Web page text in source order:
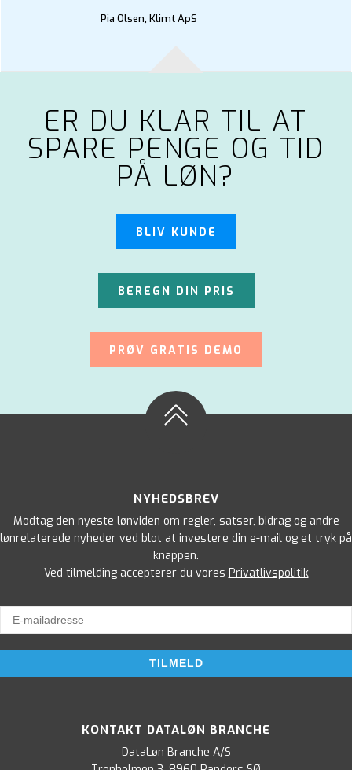
Pia Olsen, Klimt ApS
ER DU KLAR TIL AT
SPARE PENGE OG TID
PÅ LØN?
BLIV KUNDE
BEREGN DIN PRIS
PRØV GRATIS DEMO
NYHEDSBREV
Modtag den nyeste lønviden om regler, satser, bidrag og andre
lønrelaterede nyheder ved blot at investere din e-mail og et tryk på
knappen.
Ved tilmelding accepterer du vores Privatlivspolitik
KONTAKT DATALØN BRANCHE
DataLøn Branche A/S